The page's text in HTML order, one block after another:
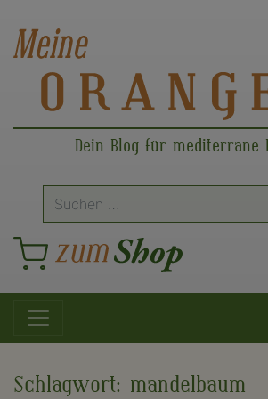
Dein Blog für mediterrane
Suche
nach:
Hauptnavigation
Schlagwort: mandelbaum